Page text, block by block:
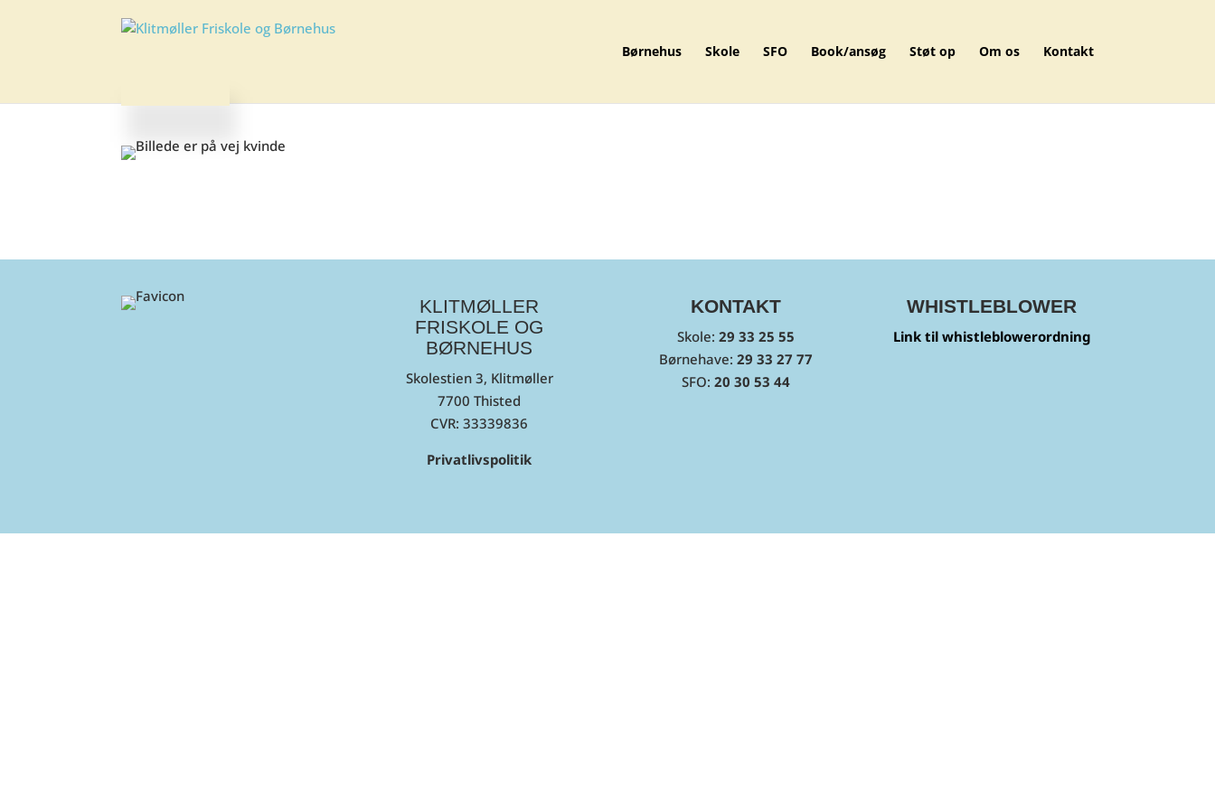
Børnehus Skole SFO Book/ansøg Støt op Om os Kontakt
KLITMØLLER
FRISKOLE OG
BØRNEHUS
Skolestien 3, Klitmøller
7700 Thisted
CVR:33339836
Privatlivspolitik
KONTAKT
Skole: 29 33 25 55
Børnehave: 29 33 27 77
SFO: 20 30 53 44
WHISTLEBLOWER
Link til whistleblowerordning